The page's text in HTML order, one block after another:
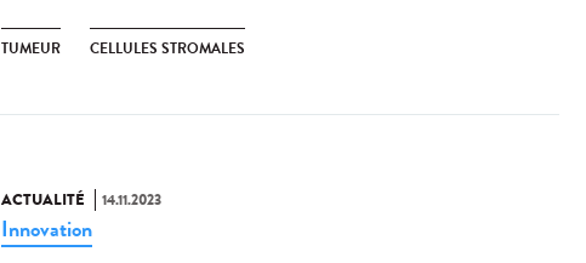
TUMEUR CELLULES STROMALES
ACTUALITÉ 14.11.2023
Innovation